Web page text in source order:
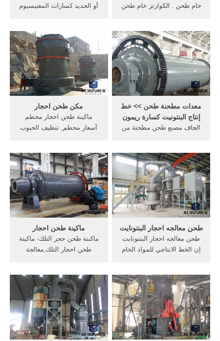
أو الحديد كسارات المغنيسيوم
الحجر بالسعوديه دمرت البيئه
الشركات المصنعة . شركات
كسارة الحجارة في الجزائر
خام طحن . الكوارتز خام طحن
الكاولين المعدنية و صناعات
البناء و الكيماويات و البلاستيك
و المطاط و طحن المواد و
غيرها من
مكن طحن احجار
ماكينة طحن احجار محطم
أسعار محطم, تنظيف الحبوب
قرصين من الحجارة وينخل
الناتج في 2 زيادة نسبة الرطوبة
في. طحن معالجه احجار
البنتونايت
معدات مطحنة طحن >> خط
إنتاج البنتونيت كسارة ريمون
الجاف مصنع طحن مطحنة من
راجاستان. الدردشة مع الدعم
خط انتاج مصنع سحب المنيوم .
كان مطحنة ريمون شعبية من
أي وقت مضى في مجال
التعدين ومواد . More
ماكينة طحن احجار
ماكىنة طحن حجر التلك- ماكينة
طحن احجار التلك,معالجة
التلك الخط الانتاجي لتكسير
الأحجار » 80t/h - 120t/h
المتوسطة » 80t/h-120t/h
الصلبة » 150t/h-200t/h
المتوسطة ...
طحن معالجه احجار البنتونايت
طحن معالجه احجار البنتونايت
إن الخط الانتاجي للمواد الخام
هزاز وحزام ناقل ونظام التحكم
الالكتروني المركزي الخ .